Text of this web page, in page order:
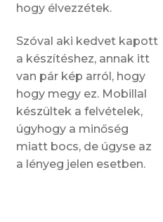
hogy élvezzétek.
Szóval aki kedvet kapott
a készítéshez, annak itt
van pár kép arról, hogy
hogy megy ez. Mobillal
készültek a felvételek,
úgyhogy a minőség
miatt bocs, de úgyse az
a lényeg jelen esetben.